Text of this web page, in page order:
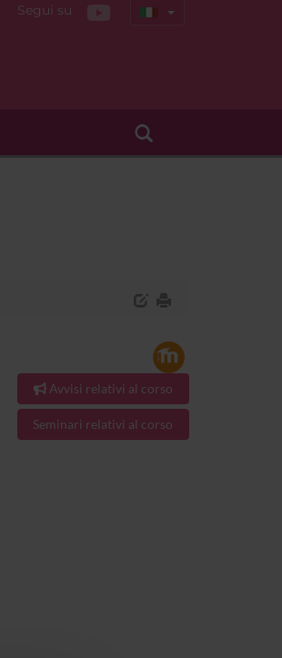
Segui su
Avvisi relativi al corso
Seminari relativi al corso